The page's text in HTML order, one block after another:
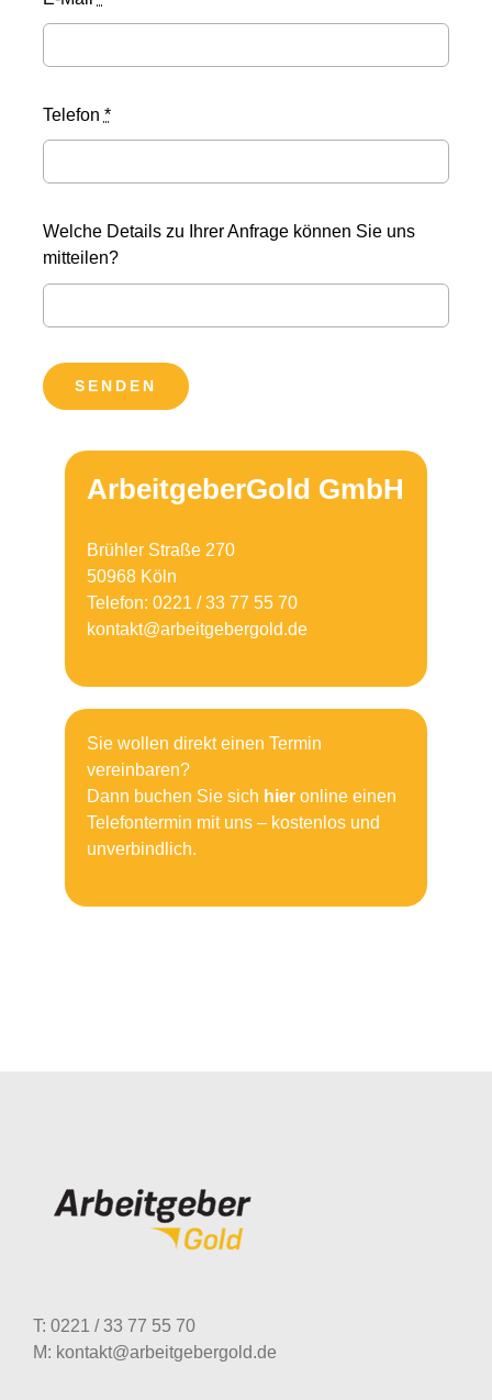
Telefon *
Welche Details zu Ihrer Anfrage können Sie uns
mitteilen?
SENDEN
ArbeitgeberGold GmbH
Brühler Straße 270
50968 Köln
Telefon: 0221 / 33 77 55 70
kontakt@arbeitgebergold.de
Sie wollen direkt einen Termin
vereinbaren?
Dann buchen Sie sich hieronline einen
Telefontermin mit uns – kostenlos und
unverbindlich.
T: 0221 / 33 77 55 70
M: kontakt@arbeitgebergold.de